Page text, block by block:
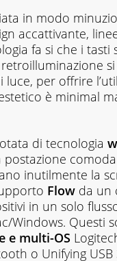
in modo
accattivante,
fa si che i tasti
per offrire
è minimal
di tecnologia
inutilmente la
Flow da un
in un solo
Windows. Questi
e multi-OS
o Unifying ‎USB